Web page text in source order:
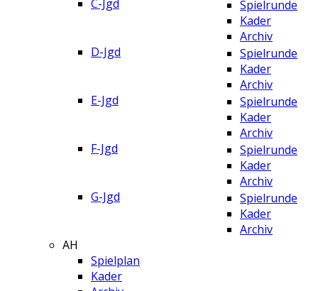
C-Jgd
Spielrunde
Kader
Archiv
D-Jgd
Spielrunde
Kader
Archiv
E-Jgd
Spielrunde
Kader
Archiv
F-Jgd
Spielrunde
Kader
Archiv
G-Jgd
Spielrunde
Kader
Archiv
AH
Spielplan
Kader